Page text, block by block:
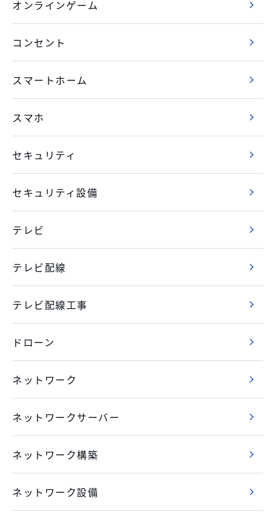
オンラインゲーム
コンセント
スマートホーム
スマホ
セキュリティ
セキュリティ設備
テレビ
テレビ配線
テレビ配線工事
ドローン
ネットワーク
ネットワークサーバー
ネットワーク構築
ネットワーク設備